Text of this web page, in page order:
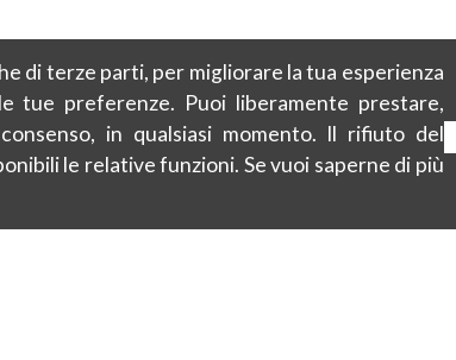
di terze parti, per migliorare la tua esperienza
tue preferenze. Puoi liberamente prestare,
in qualsiasi momento. Il rifiuto del
le relative funzioni. Se vuoi saperne di più